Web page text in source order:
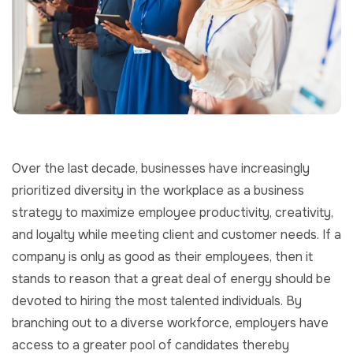
Over the last decade, businesses have increasingly
prioritized diversity in the workplace as a business
strategy to maximize employee productivity, creativity,
and loyalty while meeting client and customer needs. If a
company is only as good as their employees, then it
stands to reason that a great deal of energy should be
devoted to hiring the most talented individuals. By
branching out to a diverse workforce, employers have
access to a greater pool of candidates thereby